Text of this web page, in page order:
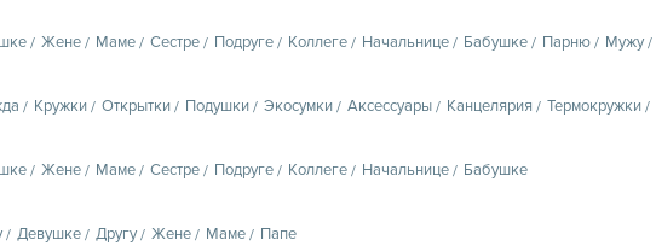
Жене Маме Сестре Подруге Коллеге Начальнице Бабушке Парню Мужу
Кружки Открытки Подушки Экосумки Аксессуары Канцелярия Термокружки
Жене Маме Сестре Подруге Коллеге Начальнице Бабушке
Девушке Другу Жене Маме Папе